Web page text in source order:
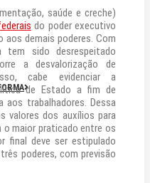
saúde e creche)
do poder executivo
aos demais poderes. Com
sido desrespeitado
a desvalorização de
cabe evidenciar a
de Estado a fim de
aos trabalhadores. Dessa
valores dos auxílios para
o maior praticado entre os
final deve ser estipulado
poderes, com previsão